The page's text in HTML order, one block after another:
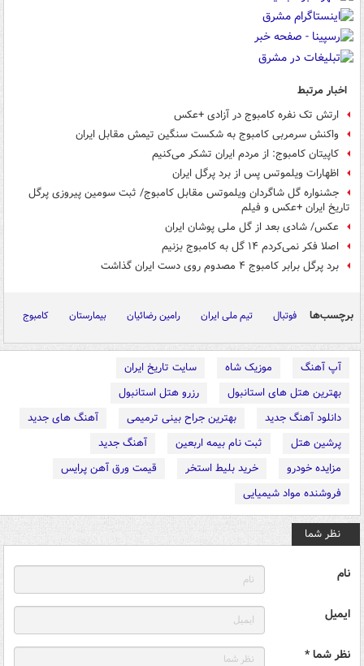
اخبار مرتبط
ارتش تک نفره کامبوج در آزادی +عکس
واکنش سرمربی کامبوج به شکست سنگین تیمش مقابل ایران
کاپیتان کامبوج: از مردم ایران تشکر می‌کنیم
اظهارات ویلموتس پس از برد پرگل ایران
جشنواره گل شاگردان ویلموتس مقابل کامبوج/ ثبت سومین پیروزی پرگل
تاریخ ایران +عکس و فیلم
عکس/ شادی بعد از گل ملی پوشان ایران
اصلا فکر نمی‌کردم ۱۴ گل به کامبوج بزنیم
برد پرگل برابر کامبوج ۴ مصدوم روی دست ایران گذاشت
برچسب‌ها فوتبال تیم ملی ایران رامین رضائیان بیمارستان کامبوج
آپ آهنگ موزیک شاه
سایت تاریخ ایران
بهترین هتل های استانبول
رزرو هتل استانبول
دانلود آهنگ جدید
بهترین جراح بینی ترمیمی
آهنگ های جدید
پرشین هتل
ثبت نام بیمه اربعین
آهنگ جدید
مزایده خودرو
خرید بلیط استخر
قیمت ورق آهن پرایس
فروشنده مواد شیمیایی
نظر شما
نام
ایمیل
نظر شما *